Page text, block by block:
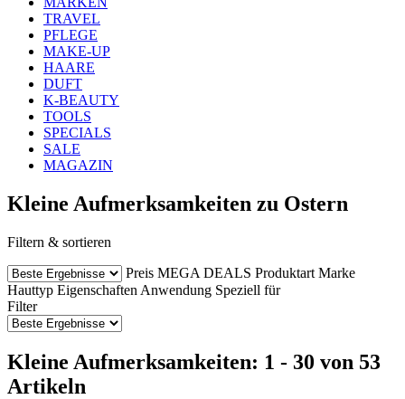
TRAVEL
PFLEGE
MAKE-UP
HAARE
DUFT
K-BEAUTY
TOOLS
SPECIALS
SALE
MAGAZIN
Kleine Aufmerksamkeiten zu Ostern
Filtern & sortieren
Preis MEGA DEALS Produktart Marke
Hauttyp Eigenschaften Anwendung Speziell für
Filter
Kleine Aufmerksamkeiten: 1 - 30 von 53
Artikeln